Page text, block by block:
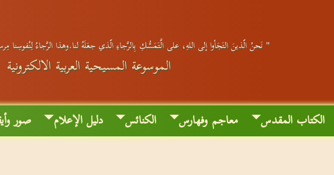
" نَحنُ الّذينَ التَجَأوا إلى اللهِ، على الَّتَمَسُّكِ بِالرَّجاءِ الّذي جعَلَهُ لنا.وهذا الرَّجاءُ لِنُفوسِنا
الموسوعة المسيحية العربية الالكترونية
الكتاب المقدس معاجم وفهارس الكنائس دليل الإعلام صور